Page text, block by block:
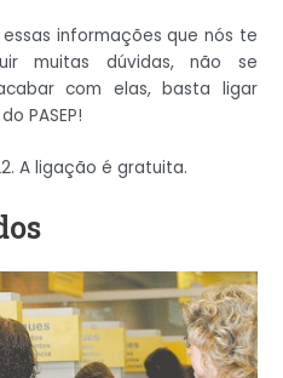
informações que nós te
muitas dúvidas, não se
com elas, basta ligar
PASEP!
A ligação é gratuita.